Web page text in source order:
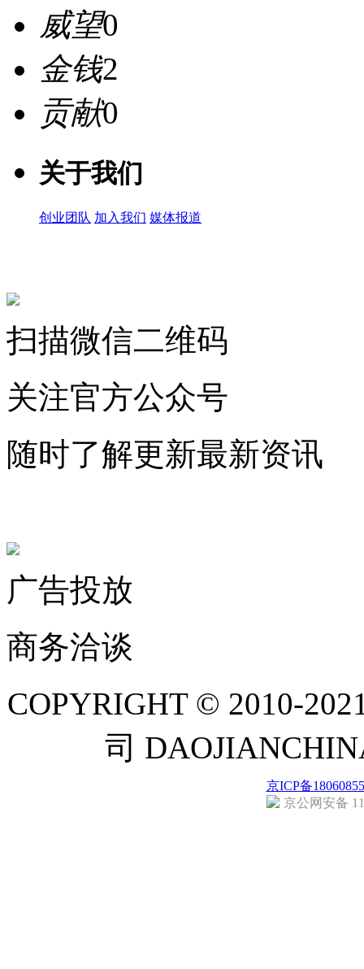
威望0
金钱2
贡献0
关于我们
创业团队 加入我们 媒体报道
扫描微信二维码
关注官方公众号
随时了解更新最新资讯
广告投放
商务洽谈
COPYRIGHT © 2010-
司
京ICP备
京公网安备